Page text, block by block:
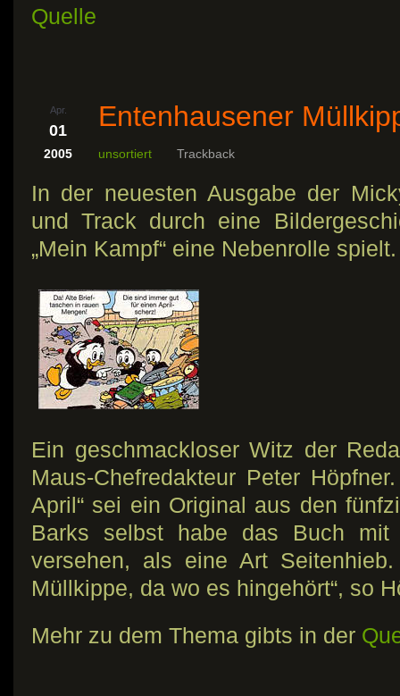
Quelle
Apr.
01
2005
Entenhausener
unsortiert Trackback
In der neuesten Ausgabe der
und Track durch eine
„Mein Kampf“ eine Nebenrolle spielt.
Ein geschmackloser Witz der
Maus-Chefredakteur Peter
April“ sei ein Original aus den
Barks selbst habe das Buch mit
versehen, als eine Art
Müllkippe, da wo es hingehört“, so
Mehr zu dem Thema gibts in der